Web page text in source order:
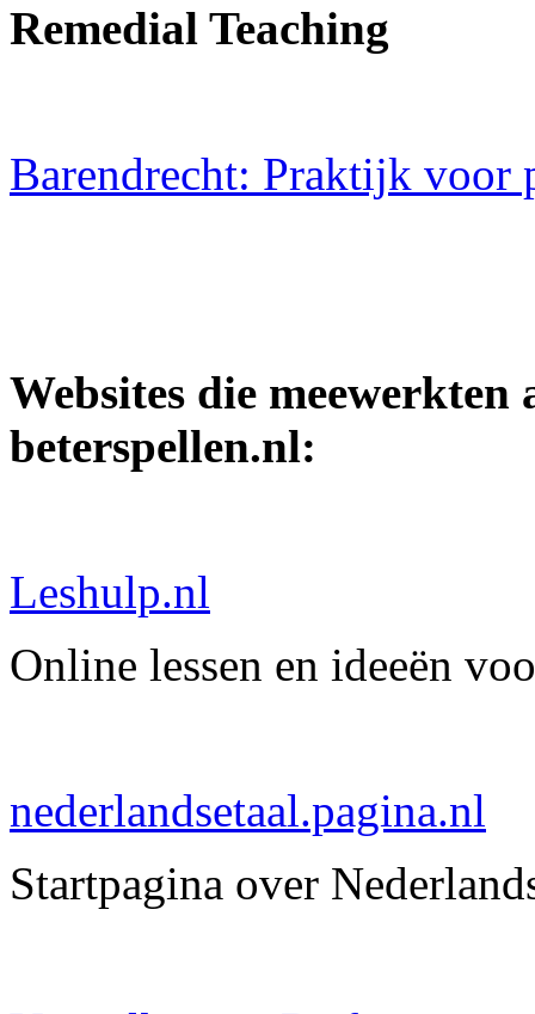
Remedial Teaching
Barendrecht: Praktijk voor
Websites die meewerkten
beterspellen.nl:
Leshulp.nl
Online lessen en ideeën
nederlandsetaal.pagina.nl
Startpagina over